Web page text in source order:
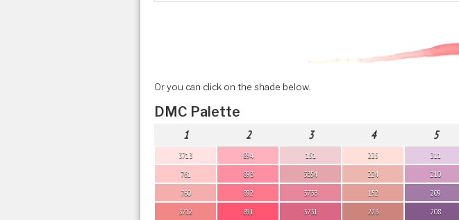
Or you can click on the shade below.
DMC Palette
1 2 3 4 5
3713
761
760
3712
894
893
892
891
151
3354
3733
3731
225
224
152
223
211
210
209
208